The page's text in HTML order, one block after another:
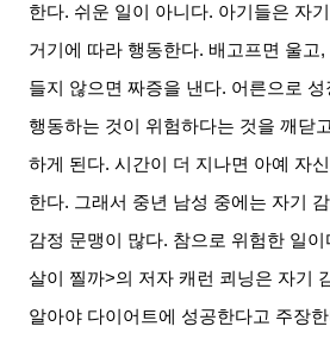
한다. 쉬운 일이 아니다. 아기들은 자
거기에 따라 행동한다.배고프면 울고,
들지 않으면 짜증을 낸다. 어른으로
행동하는 것이 위험하다는 것을 깨닫
하게 된다.시간이 더 지나면 아예 자
한다. 그래서 중년 남성 중에는 자기
감정 문맹이 많다. 참으로 위험한 일이
살이 찔까>의 저자 캐런 쾨닝은 자기
알아야 다이어트에 성공한다고 주장